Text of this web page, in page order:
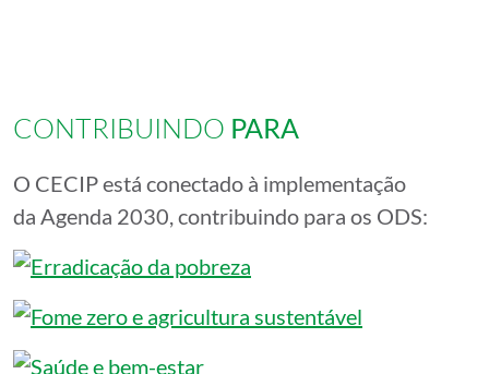
CONTRIBUINDO PARA
O CECIP está conectado à implementação
da Agenda 2030, contribuindo para os ODS: